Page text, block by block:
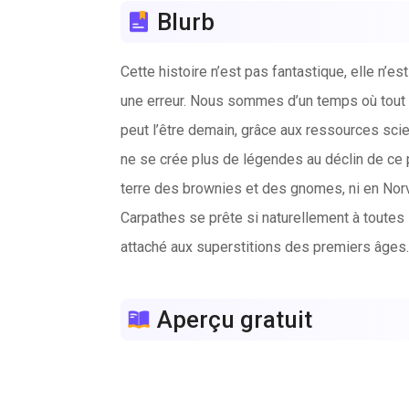
Blurb
Cette histoire n’est pas fantastique, elle
une erreur. Nous sommes d’un temps où
peut l’être demain, grâce aux ressources
ne se crée plus de légendes au déclin de
terre des brownies et des gnomes, ni en
Carpathes se prête si naturellement à
attaché aux superstitions des premiers âges.
Aperçu gratuit